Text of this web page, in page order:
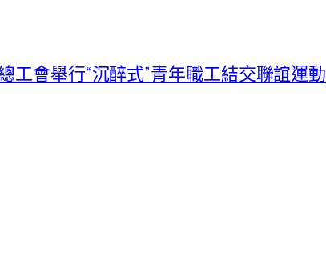
工會舉行“沉醉式”青年職工結交聯誼運動